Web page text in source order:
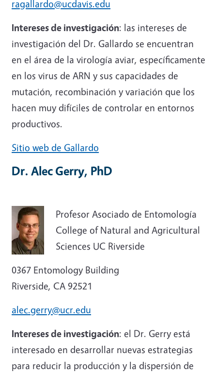
ragallardo@ucdavis.edu
Intereses de investigación: las intereses de
investigación del Dr. Gallardo se encuentran
en el área de la virología aviar, específicamente
en los virus de ARN y sus capacidades de
mutación, recombinación y variación que los
hacen muy difíciles de controlar en entornos
productivos.
Sitio web de Gallardo
Dr. Alec Gerry, PhD
Profesor Asociado de Entomología
College of Natural and Agricultural
Sciences UC Riverside
0367 Entomology Building
Riverside, CA 92521
alec.gerry@ucr.edu
Intereses de investigación: el Dr. Gerry está
interesado en desarrollar nuevas estrategias
para reducir la producción y la dispersión de